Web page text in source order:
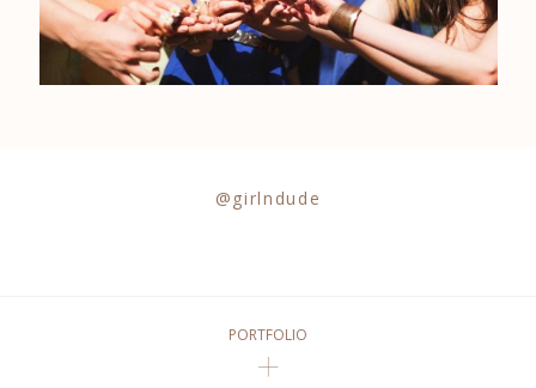
@girlndude
PORTFOLIO